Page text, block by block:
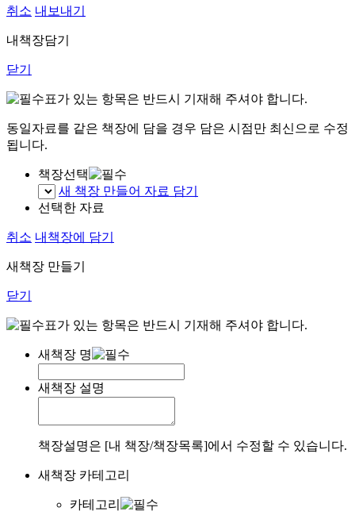
취소 내보내기
내책장담기
닫기
표가 있는 항목은 반드시 기재해 주셔야 합니다.
동일자료를 같은 책장에 담을 경우 담은 시점만 최신으로 수정
됩니다.
책장선택
새 책장 만들어 자료 담기
선택한 자료
취소 내책장에 담기
새책장 만들기
닫기
표가 있는 항목은 반드시 기재해 주셔야 합니다.
새책장 명
새책장 설명
책장설명은 [내 책장/책장목록]에서 수정할 수 있습니다.
새책장 카테고리
카테고리